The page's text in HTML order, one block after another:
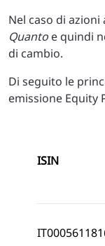
Nel caso di
Quanto e quindi
di cambio.
Di seguito le
emissione Equity
ISIN